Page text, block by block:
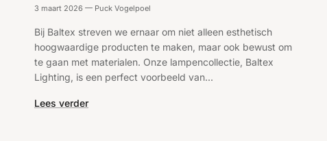
3 maart 2026 — Puck Vogelpoel
Bij Baltex streven we ernaar om niet alleen esthetisch
hoogwaardige producten te maken, maar ook bewust om
te gaan met materialen. Onze lampencollectie, Baltex
Lighting, is een perfect voorbeeld van...
Lees verder